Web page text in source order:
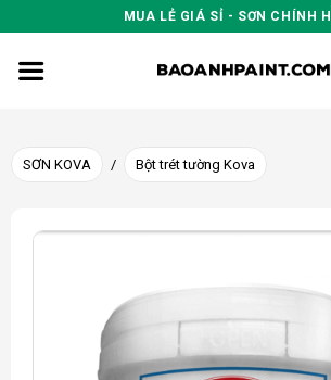
to
content
MUA LẺ GIÁ SỈ - SƠN CHÍNH
SƠN KOVA / Bột trét tường Kova